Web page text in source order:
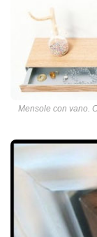
Mensole con vano.